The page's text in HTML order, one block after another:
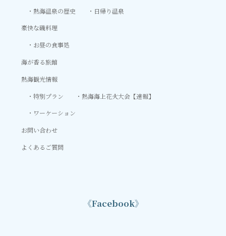
熱海温泉の歴史
日帰り温泉
豪快な磯料理
お昼の食事処
海が香る旅館
熱海観光情報
特別プラン
熱海海上花火大会【速報】
ワーケーション
お問い合わせ
よくあるご質問
《Facebook》